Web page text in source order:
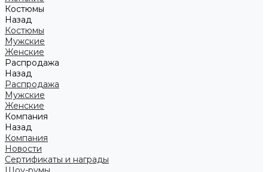
Костюмы
Назад
Костюмы
Мужские
Женские
Распродажа
Назад
Распродажа
Мужские
Женские
Компания
Назад
Компания
Новости
Сертификаты и награды